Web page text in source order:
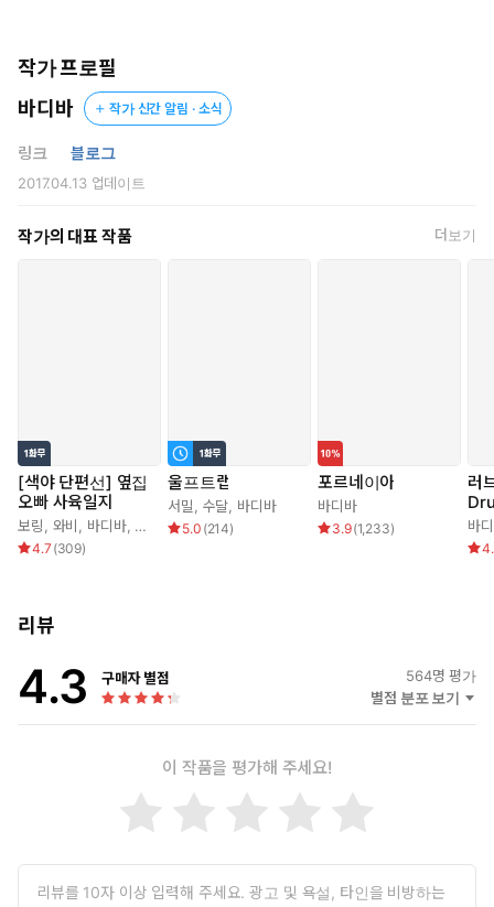
능력껏 다섯 번째 혼담을 진행한다 쳐도, 그 다섯 번째 신랑 역시
사라지지 않으리란 보장도 없다.
“멍청한 것들이 주변에서 뭐라 하든 신경 쓰지 마. 나는 오히려
누이가 돌아와서 더 기쁘기만 한걸. 걱정하지 마. 분명히 누이를
진정 사랑하고 아껴주는 남자가 있을 거야.”
등을 토닥여주던 남동생이 귓가에 입술을 바짝 가져다 댔다.
작가 프로필
바디바
작가 신간 알림 · 소식
링크 블로그
2017.04.13업데이트
작가의 대표 작품 더보기
[색야 단편선] 옆집
오빠 사육일지
보링, 와비, 바디바, 해와달스튜디오
4.7 (309)
울프트랩
서밀, 수달, 바디바
5.0 (214)
포르네이아
바디바
3.9(1,233)
러
바
리뷰
4.3 구매자 별점 564명 평가
별점 분포 보기
이 작품을 평가해 주세요!